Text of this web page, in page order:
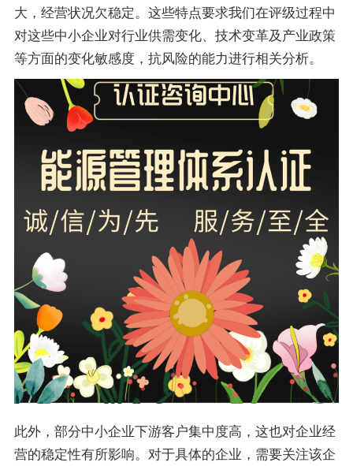
大，经营状况欠稳定。这些特点要求我们在评级过程中
对这些中小企业对行业供需变化、技术变革及产业政策
等方面的变化敏感度，抗风险的能力进行相关分析。
此外，部分中小企业下游客户集中度高，这也对企业经
营的稳定性有所影响。对于具体的企业，需要关注该企